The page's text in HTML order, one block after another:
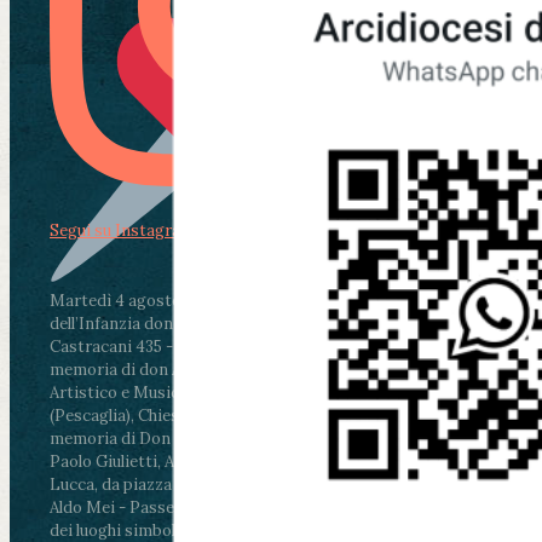
Martedì 4 agosto2026
ore 11:30 - Lucca, Scuola
dell’Infanzia don Aldo Mei - Viale Castruccio
Castracani 435 - Inaugurazione murales in
memoria di don Aldo Mei curato dal Liceo
Artistico e Musicale “Passaglia”
ore 18 - Fiano
(Pescaglia), Chiesa parrocchiale - Messa in
memoria di Don Aldo Mei celebrata da mons.
Paolo Giulietti, Arcivescovo di Lucca
ore 20.30 -
Lucca, da piazza San Michele al Cippo di don
Aldo Mei - Passeggiata della Memoria in alcuni
dei luoghi simbolo della città. Ritrovo alle ore
Segui su Instagram